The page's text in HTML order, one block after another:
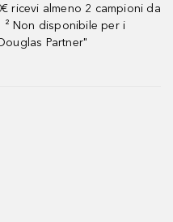
ricevi almeno 2 campioni da
Non disponibile per i
Partner"